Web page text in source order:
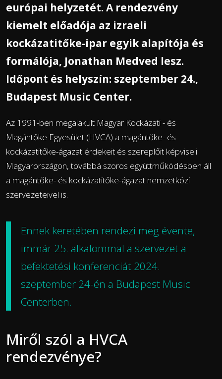
európai helyzetét. A rendezvény
kiemelt előadója az izraeli
kockázatitőke-ipar egyik alapítója és
formálója, Jonathan Medved lesz.
Időpont és helyszín: szeptember 24.,
Budapest Music Center.
Az 1991-ben megalakult Magyar Kockázati - és
Magántőke Egyesület (HVCA) a magántőke- és
kockázatitőke-ágazat érdekeit és szereplőit képviseli
Magyarországon, továbbá szoros együttműködésben áll
a magántőke- és kockázatitőke-ágazat nemzetközi
szervezeteivel is.
Ennek keretében rendezi meg évente,
immár 25. alkalommal a szervezet a
befektetési konferenciát 2024.
szeptember 24-én a Budapest Music
Centerben.
Miről szól a HVCA
rendezvénye?